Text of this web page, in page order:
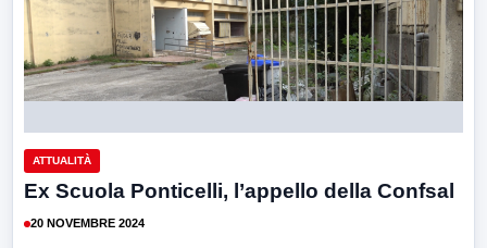
ATTUALITÀ
Ex Scuola Ponticelli, l’appello della Confsal
20 NOVEMBRE 2024